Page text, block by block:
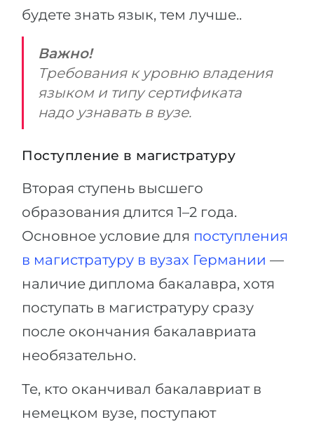
будете знать язык, тем лучше..
Важно!
Требования к уровню владения
языком и типу сертификата
надо узнавать в вузе.
Поступление в магистратуру
Вторая ступень высшего
образования длится 1–2 года.
Основное условие для поступления
в магистратуру в вузах Германии —
наличие диплома бакалавра, хотя
поступать в магистратуру сразу
после окончания бакалавриата
необязательно.
Те, кто оканчивал бакалавриат в
немецком вузе, поступают